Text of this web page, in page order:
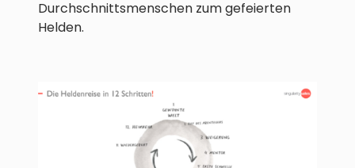
Durchschnittsmenschen zum gefeierten
Helden.